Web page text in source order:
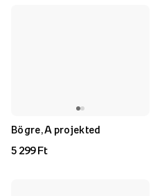
Bögre, A projekted
5 299 Ft